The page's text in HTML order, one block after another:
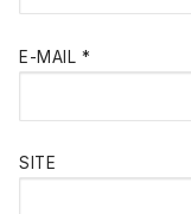
E-MAIL *
SITE